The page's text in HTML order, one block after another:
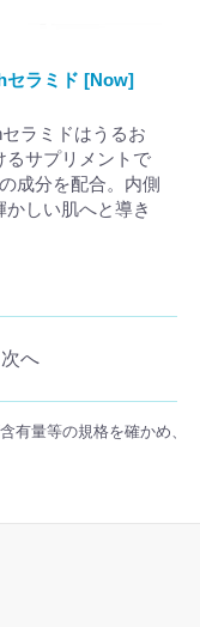
セラミド [Now]
ラミドはうるお
るサプリメントで
成分を配合。内側
しい肌へと導き
次へ
有量等の規格を確かめ、